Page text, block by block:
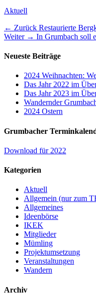
Kategorien
Aktuell
← Zurück Vorheriger
Beitrag:
Restaurierte
Weiter → Nächster
In Grumbach soll
Neueste Beiträge
2024 Weihnachten:
Das Jahr 2022 im
Das Jahr 2023 im
Wandernder
2024 Ostern
Grumbacher
Download für 2022
Kategorien
Aktuell
Allgemein (nur zum
Allgemeines
Ideenbörse
IKEK
Mitglieder
Mümling
Projektumsetzung
Veranstaltungen
Wandern
Archiv